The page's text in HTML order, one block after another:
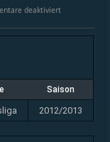
deaktiviertfür
Stuttgart
I
Saison
2012/2013